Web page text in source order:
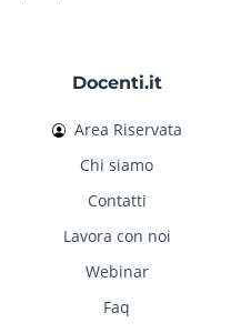
Docenti.it
Area Riservata
Chi siamo
Contatti
Lavora con noi
Webinar
Faq